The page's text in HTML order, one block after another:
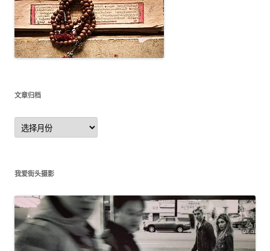
文章归档
文
章
归
我爱街头摄影